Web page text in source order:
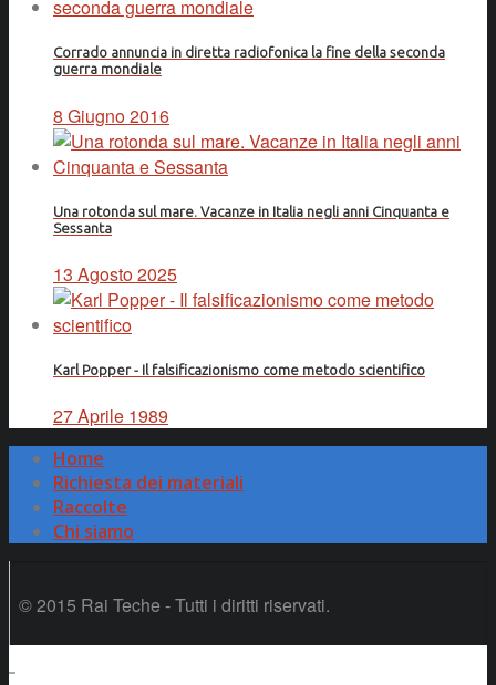
Corrado annuncia in diretta radiofonica la fine della seconda
guerra mondiale
8 Giugno 2016
Una rotonda sul mare. Vacanze in Italia negli anni Cinquanta e
Sessanta
13 Agosto 2025
Karl Popper - Il falsificazionismo come metodo scientifico
27 Aprile 1989
Home
Richiesta dei materiali
Raccolte
Chi siamo
© 2015 Rai Teche - Tutti i diritti riservati.